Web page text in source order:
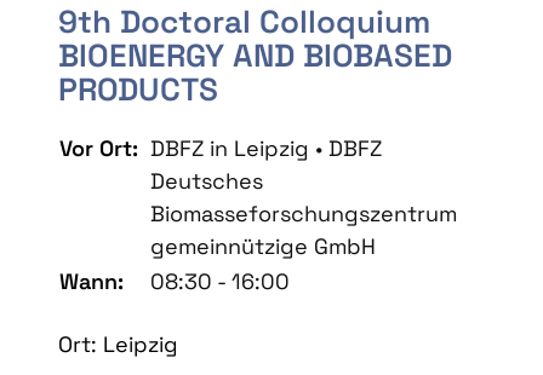
9th Doctoral Colloquium
BIOENERGY AND BIOBASED
PRODUCTS
Vor Ort: DBFZ in Leipzig • DBFZ
Deutsches
Biomasseforschungszentrum
gemeinnützige GmbH
Wann:
08:30 - 16:00
Ort: Leipzig